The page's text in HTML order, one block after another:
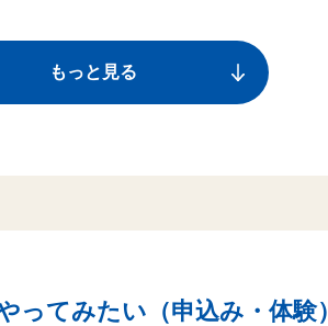
ってみたい（申込み・体験）